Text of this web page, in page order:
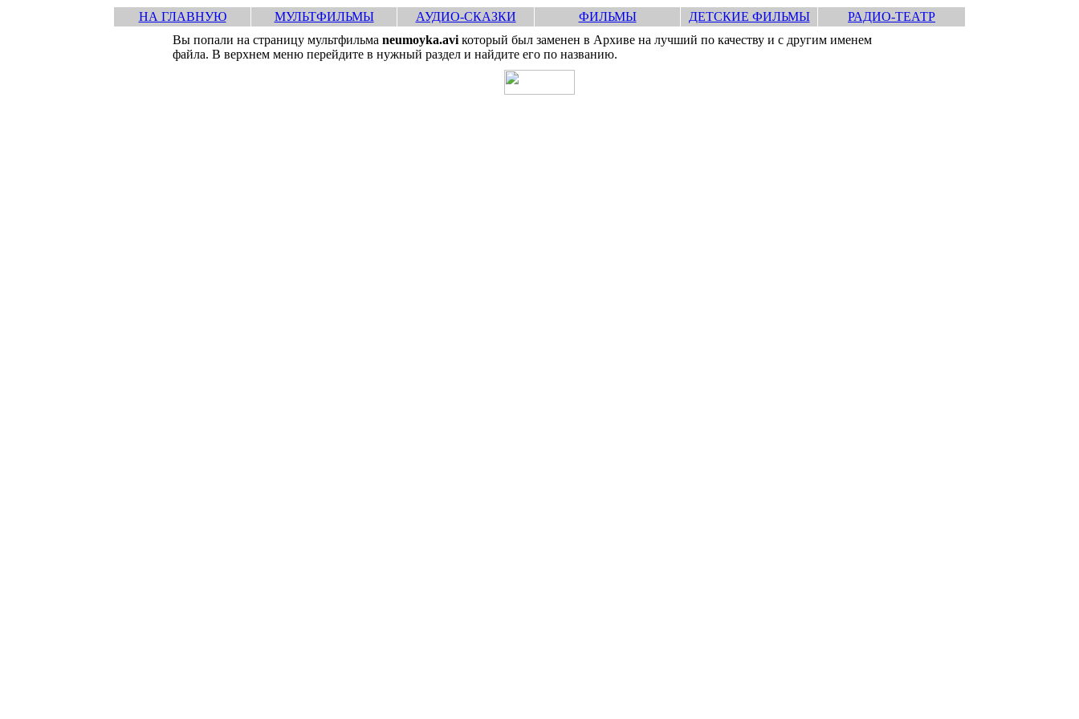
НА ГЛАВНУЮ МУЛЬТФИЛЬМЫ АУДИО-СКАЗКИ ФИЛЬМЫ ДЕТСКИЕ ФИЛЬМЫ
РАДИО-ТЕАТР
Вы попали на страницу мультфильма neumoyka.aviкоторый был заменен в Архиве на лучший по качеству и с другим именем
файла. В верхнем меню перейдите в нужный раздел и найдите его по названию.